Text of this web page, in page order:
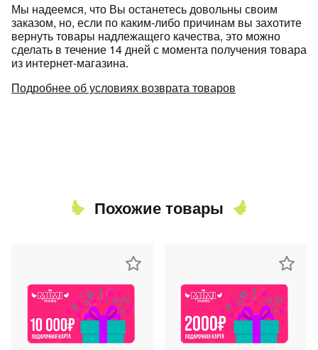
Мы надеемся, что Вы останетесь довольны своим
заказом, но, если по каким-либо причинам вы захотите
вернуть товары надлежащего качества, это можно
сделать в течение 14 дней с момента получения товара
из интернет-магазина.
Подробнее об условиях возврата товаров
Похожие товары